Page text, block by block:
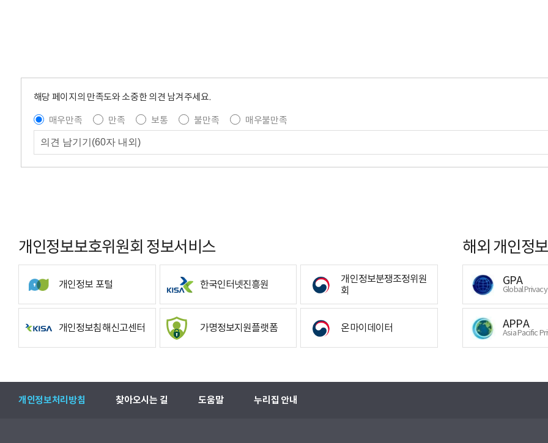
해당 페이지의 만족도와 소중한 의견 남겨주세요.
매우만족
만족 보통 불만족
매우불만족
개인정보보호위원회 정보서비스
개인정보 포털 한국인터넷진흥원
개인정보분쟁조정위원
회
개인정보침해신고센터 가명정보지원플랫폼 온마이데이터
해외 개인정
GPA
Global
APPA
Asia Pacific
개인정보처리방침 찾아오시는 길 도움말 누리집 안내